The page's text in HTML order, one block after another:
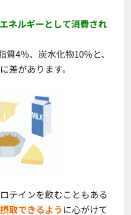
ネルギーとして消費され
質4％、炭水化物10％と、
差があります。
テインを飲むこともある
取できるように心がけて